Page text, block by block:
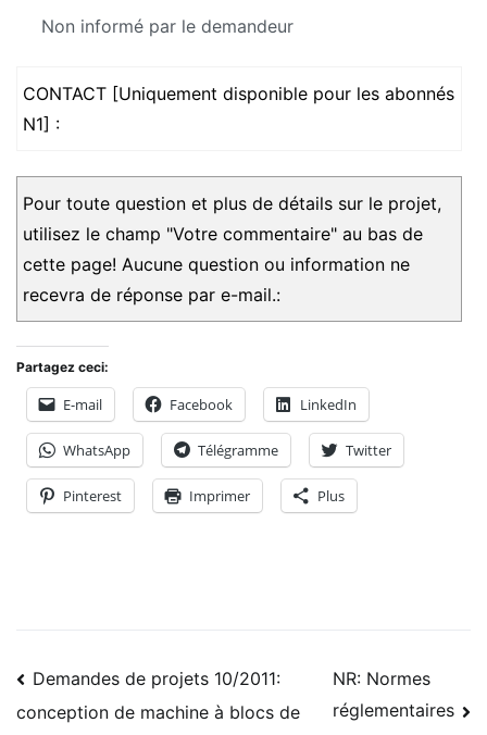
Non informé par le demandeur
CONTACT [Uniquement disponible pour les abonnés
N1] :
Pour toute question et plus de détails sur le projet,
utilisez le champ "Votre commentaire" au bas de
cette page! Aucune question ou information ne
recevra de réponse par e-mail.:
Partagez ceci:
E-mail Facebook LinkedIn
WhatsApp Télégramme Twitter
Pinterest Imprimer Plus
Navigation
Demandes de projets 10/2011:
conception de machine à blocs de
NR: Normes
réglementaires